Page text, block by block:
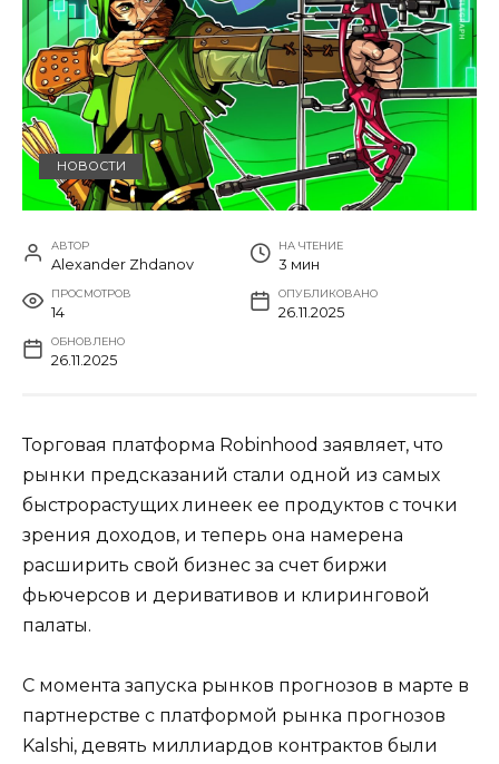
НОВОСТИ
АВТОР
Alexander Zhdanov
НА ЧТЕНИЕ
3 мин
ПРОСМОТРОВ
14
ОПУБЛИКОВАНО
26.11.2025
ОБНОВЛЕНО
26.11.2025
Торговая платформа Robinhood заявляет, что
рынки предсказаний стали одной из самых
быстрорастущих линеек ее продуктов с точки
зрения доходов, и теперь она намерена
расширить свой бизнес за счет биржи
фьючерсов и деривативов и клиринговой
палаты.
С момента запуска рынков прогнозов в марте в
партнерстве с платформой рынка прогнозов
Kalshi, девять миллиардов контрактов были